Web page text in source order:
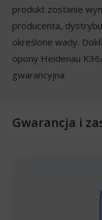
produkt zostanie
producenta,
określone wady.
opony Heidenau
gwarancyjna.
Gwarancja i